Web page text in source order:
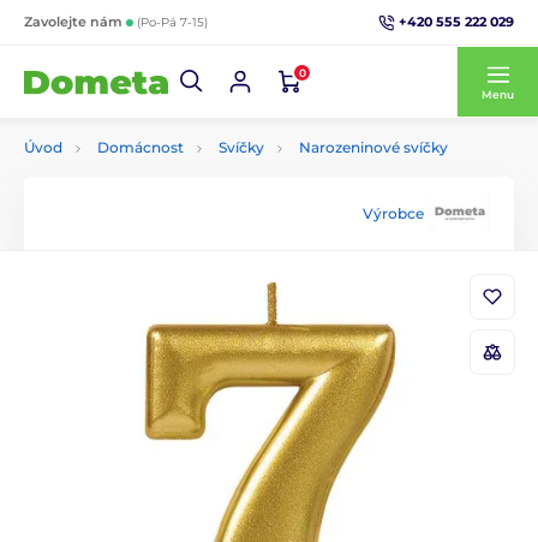
Zavolejte nám (Po-Pá 7-15) +420 555 222 029
0
Menu
Úvod Domácnost Svíčky Narozeninové svíčky
Výrobce